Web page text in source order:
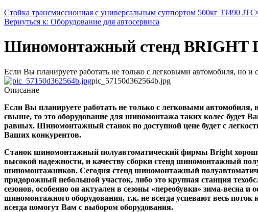
Стойка трансмиссионная с универсальным суппортом 500кг TJ490 JTC
Вернуться к: Оборудование для автосервиса
Шиномонтажный стенд BRIGHT
Если Вы планируете работать не только с легковыми автомобиля, но
pic_57150d362564b.jpg
Описание
Если Вы планируете работать не только с легковыми
свыше, то это оборудование для шиномонтажа таких колес
равных. Шиномонтажный станок по доступной цене будет с
Ваших конкурентов.
Станок шиномонтажный полуавтоматический фирмы Bright
высокой надежности, и качеству сборки стенд шиномонтажный
шиномонтажников. Сегодня стенд шиномонтажный
придорожный небольшой участок, либо это крупная станция
сезонов, особенно он актуален в сезоны «переобувки» зима-весна
шиномонтажного оборудования, т.к. не всегда успевают весь
всегда помогут Вам с выбором оборудования.